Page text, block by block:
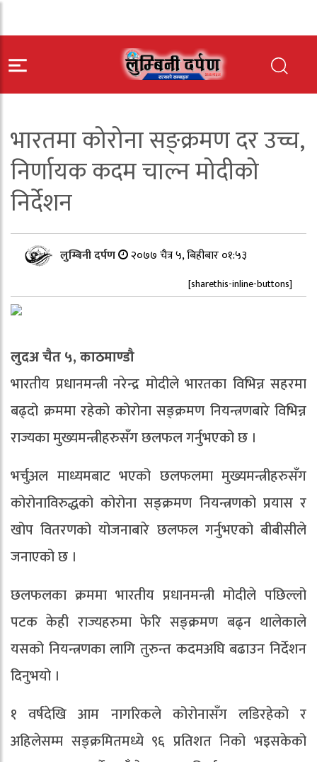
भारतमा कोरोना सङ्क्रमण दर उच्च,
निर्णायक कदम चाल्न मोदीको
निर्देशन
लुम्बिनी दर्पण २०७७ चैत्र ५, बिहीबार ०१:५३
[sharethis-inline-buttons]
लुदअ चैत ५, काठमाण्डौ
भारतीय प्रधानमन्त्री नरेन्द्र मोदीले भारतका विभिन्न सहरमा
बढ्दो क्रममा रहेको कोरोना सङ्क्रमण नियन्त्रणबारे विभिन्न
राज्यका मुख्यमन्त्रीहरुसँग छलफल गर्नुभएको छ ।
भर्चुअल माध्यमबाट भएको छलफलमा मुख्यमन्त्रीहरुसँग
कोरोनाविरुद्धको कोरोना सङ्क्रमण नियन्त्रणको प्रयास र
खोप वितरणको योजनाबारे छलफल गर्नुभएको बीबीसीले
जनाएको छ ।
छलफलका क्रममा भारतीय प्रधानमन्त्री मोदीले पछिल्लो
पटक केही राज्यहरुमा फेरि सङ्क्रमण बढ्न थालेकाले
यसको नियन्त्रणका लागि तुरुन्त कदमअघि बढाउन निर्देशन
दिनुभयो ।
१ वर्षदेखि आम नागरिकले कोरोनासँग लडिरहेको र
अहिलेसम्म सङ्क्रमितमध्ये ९६ प्रतिशत निको भइसकेको